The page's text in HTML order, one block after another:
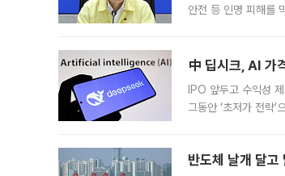
안전 등 인명 피해를
中 딥시크, AI 가
IPO 앞두고 수익성
그동안 ‘초저가 전략
반도체 날개 달